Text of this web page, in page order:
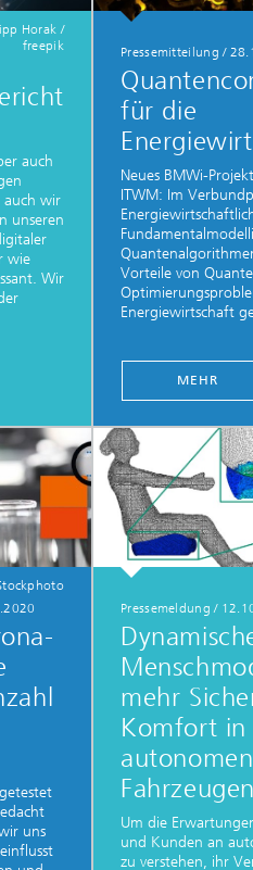
Horak /
freepik
auch
auch wir
unseren
wie
Wir
Pressemitteilung /
für die
Neues BMWi-
ITWM: Im
Vorteile von
Energiewirtschaft
MEHR
uns
Pressemeldung /
mehr
Komfort in
autonomen
Fahrzeugen
Um die
und Kunden an
zu verstehen, ihr